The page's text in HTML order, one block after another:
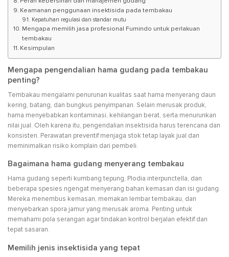
Keamanan penggunaan insektisida pada tembakau
Kepatuhan regulasi dan standar mutu
Mengapa memilih jasa profesional Fumindo untuk perlakuan
tembakau
Kesimpulan
Mengapa pengendalian hama gudang pada tembakau
penting?
Tembakau mengalami penurunan kualitas saat hama menyerang daun
kering, batang, dan bungkus penyimpanan. Selain merusak produk,
hama menyebabkan kontaminasi, kehilangan berat, serta menurunkan
nilai jual. Oleh karena itu, pengendalian insektisida harus terencana dan
konsisten. Perawatan preventif menjaga stok tetap layak jual dan
meminimalkan risiko komplain dari pembeli.
Bagaimana hama gudang menyerang tembakau
Hama gudang seperti kumbang tepung, Plodia interpunctella, dan
beberapa spesies ngengat menyerang bahan kemasan dan isi gudang.
Mereka menembus kemasan, memakan lembar tembakau, dan
menyebarkan spora jamur yang merusak aroma. Penting untuk
memahami pola serangan agar tindakan kontrol berjalan efektif dan
tepat sasaran.
Memilih jenis insektisida yang tepat